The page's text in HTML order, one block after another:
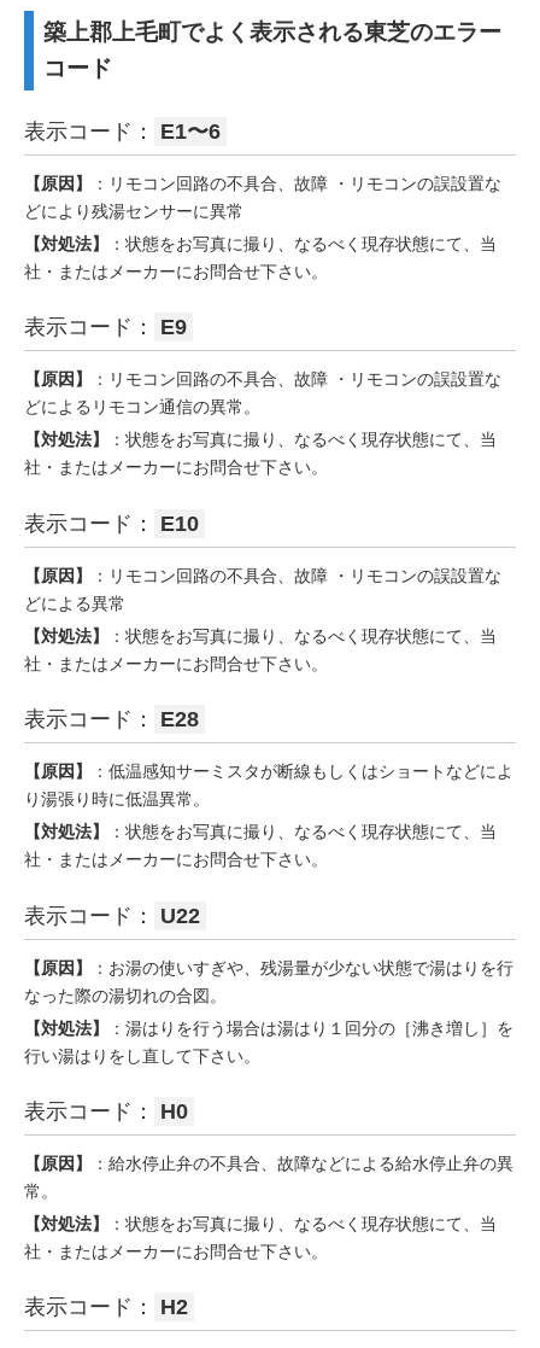
築上郡上毛町でよく表示される東芝のエラー
コード
表示コード： E1〜6
【原因】
：リモコン回路の不具合、故障 ・リモコンの誤設置な
どにより残湯センサーに異常
【対処法】
：状態をお写真に撮り、なるべく現存状態にて、当
社・またはメーカーにお問合せ下さい。
表示コード： E9
【原因】
：リモコン回路の不具合、故障 ・リモコンの誤設置な
どによるリモコン通信の異常。
【対処法】
：状態をお写真に撮り、なるべく現存状態にて、当
社・またはメーカーにお問合せ下さい。
表示コード： E10
【原因】
：リモコン回路の不具合、故障 ・リモコンの誤設置な
どによる異常
【対処法】
：状態をお写真に撮り、なるべく現存状態にて、当
社・またはメーカーにお問合せ下さい。
表示コード： E28
【原因】
：低温感知サーミスタが断線もしくはショートなどによ
り湯張り時に低温異常。
【対処法】
：状態をお写真に撮り、なるべく現存状態にて、当
社・またはメーカーにお問合せ下さい。
表示コード： U22
【原因】
：お湯の使いすぎや、残湯量が少ない状態で湯はりを行
なった際の湯切れの合図。
【対処法】
：湯はりを行う場合は湯はり１回分の［沸き増し］を
行い湯はりをし直して下さい。
表示コード： H0
【原因】
：給水停止弁の不具合、故障などによる給水停止弁の異
常。
【対処法】
：状態をお写真に撮り、なるべく現存状態にて、当
社・またはメーカーにお問合せ下さい。
表示コード： H2